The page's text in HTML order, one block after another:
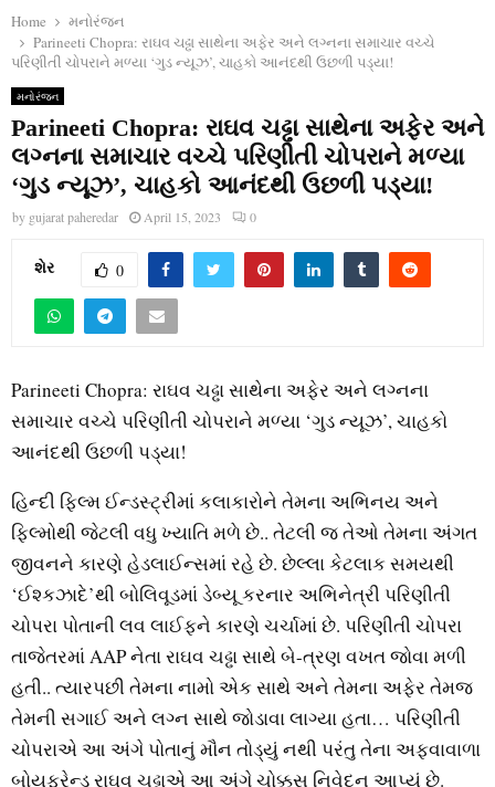
Home
મનોરંજન
Parineeti Chopra: રાઘવ ચઢ્ઢા સાથેના અફેર અને લગ્નના સમાચાર વચ્ચે
પરિણીતી ચોપરાને મળ્યા ‘ગુડ ન્યૂઝ’, ચાહકો આનંદથી ઉછળી પડ્યા!
મનોરંજન
Parineeti Chopra: રાઘવ ચઢ્ઢા સાથેના અફેર અને
લગ્નના સમાચાર વચ્ચે પરિણીતી ચોપરાને મળ્યા
‘ગુડ ન્યૂઝ’, ચાહકો આનંદથી ઉછળી પડ્યા!
by gujarat paheredar April 15, 2023 0
શેર 0
Parineeti Chopra: રાઘવ ચઢ્ઢા સાથેના અફેર અને લગ્નના
સમાચાર વચ્ચે પરિણીતી ચોપરાને મળ્યા ‘ગુડ ન્યૂઝ’, ચાહકો
આનંદથી ઉછળી પડ્યા!
હિન્દી ફિલ્મ ઈન્ડસ્ટ્રીમાં કલાકારોને તેમના અભિનય અને
ફિલ્મોથી જેટલી વધુ ખ્યાતિ મળે છે.. તેટલી જ તેઓ તેમના અંગત
જીવનને કારણે હેડલાઈન્સમાં રહે છે. છેલ્લા કેટલાક સમયથી
‘ઈશ્કઝાદે’થી બોલિવૂડમાં ડેબ્યૂ કરનાર અભિનેત્રી પરિણીતી
ચોપરા પોતાની લવ લાઈફને કારણે ચર્ચામાં છે. પરિણીતી ચોપરા
તાજેતરમાં AAP નેતા રાઘવ ચઢ્ઢા સાથે બે-ત્રણ વખત જોવા મળી
હતી.. ત્યારપછી તેમના નામો એક સાથે અને તેમના અફેર તેમજ
તેમની સગાઈ અને લગ્ન સાથે જોડાવા લાગ્યા હતા… પરિણીતી
ચોપરાએ આ અંગે પોતાનું મૌન તોડ્યું નથી પરંતુ તેના અફવાવાળા
બોયફ્રેન્ડ રાઘવ ચઢ્ઢાએ આ અંગે ચોક્કસ નિવેદન આપ્યું છે.